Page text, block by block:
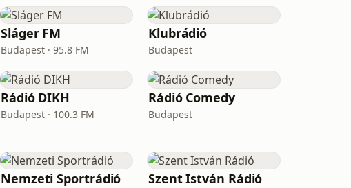
Sláger FM
Budapest · 95.8 FM
Klubrádió
Budapest
Rádió DIKH
Budapest · 100.3 FM
Rádió Comedy
Budapest
Nemzeti Sportrádió Szent István Rádió